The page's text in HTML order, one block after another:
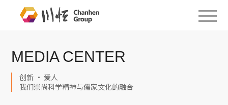
MEDIA CENTER
创新 · 爱人
我们崇尚科学精神与儒家文化的融合